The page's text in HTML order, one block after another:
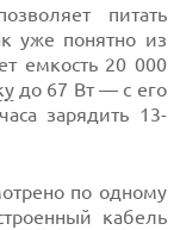
питать
уже понятно из
емкость 20 000
до 67 Вт — с его
зарядить 13-
по одному
кабель